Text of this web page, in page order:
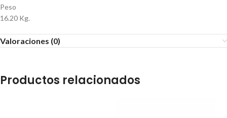
Peso
16.20 Kg.
Valoraciones (0)
Productos relacionados